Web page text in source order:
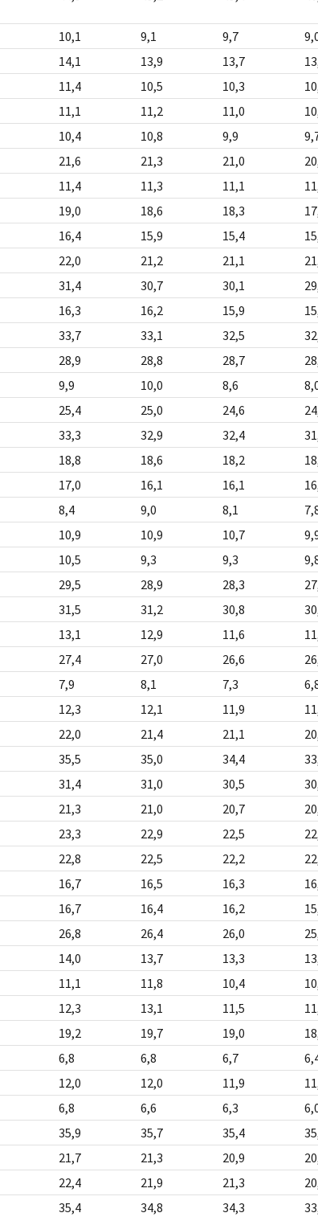
10,1 9,1 9,7
14,1 13,9 13,7
11,4 10,5 10,3
11,1 11,2 11,0
10,4 10,8 9,9
21,6 21,3 21,0
11,4 11,3 11,1
19,0 18,6 18,3
16,4 15,9 15,4
22,0 21,2 21,1
31,4 30,7 30,1
16,3 16,2 15,9
33,7 33,1 32,5
28,9 28,8 28,7
9,9 10,0 8,6
25,4 25,0 24,6
33,3 32,9 32,4
18,8 18,6 18,2
17,0 16,1 16,1
8,4 9,0 8,1
10,9 10,9 10,7
10,5 9,3 9,3
29,5 28,9 28,3
31,5 31,2 30,8
13,1 12,9 11,6
27,4 27,0 26,6
7,9 8,1 7,3
12,3 12,1 11,9
22,0 21,4 21,1
35,5 35,0 34,4
31,4 31,0 30,5
21,3 21,0 20,7
23,3 22,9 22,5
22,8 22,5 22,2
16,7 16,5 16,3
16,7 16,4 16,2
26,8 26,4 26,0
14,0 13,7 13,3
11,1 11,8 10,4
12,3 13,1 11,5
19,2 19,7 19,0
6,8 6,8 6,7
12,0 12,0 11,9
6,8 6,6 6,3
35,9 35,7 35,4
21,7 21,3 20,9
22,4 21,9 21,3
35,4 34,8 34,3